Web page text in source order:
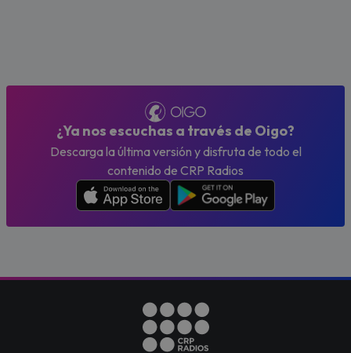
¿Ya nos escuchas a través de Oigo?
Descarga la última versión y disfruta de todo el
contenido de CRP Radios